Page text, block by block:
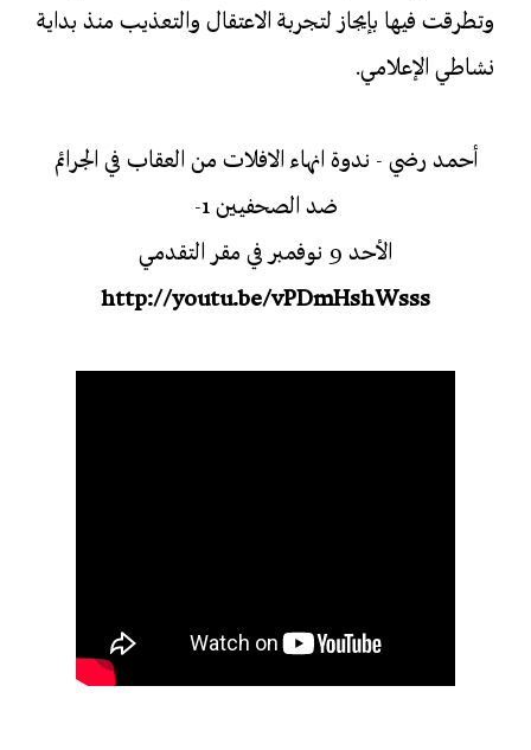
وتطرقت فيها بإيجاز لتجربة الاعتقال والتعذيب منذ بداية
نشاطي الإعلامي.
أحمد رضي - ندوة انهاء الافلات من العقاب في الجرائم
ضد الصحفيين 1-
الأحد 9 نوفمبر في مقر التقدمي
http://youtu.be/vPDmHshWsss